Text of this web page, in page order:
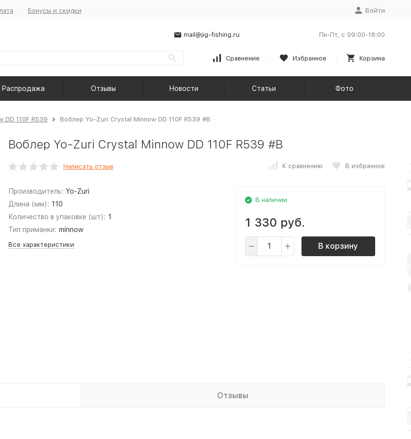
Бонусы и скидки Войти
mail@jig-fishing.ru Пн-Пт, с 09:00-18:00
Сравнение Избранное Корзина
Распродажа Отзывы Новости Статьи Фото
DD 110F R539 Воблер Yo-Zuri Crystal Minnow DD 110F R539 #B
Воблер Yo-Zuri Crystal Minnow DD 110F R539 #B
Написать отзыв К сравнению В избранное
Производитель: Yo-Zuri
Длина (мм): 110
Количество в упаковке (шт): 1
Тип приманки: minnow
Все характеристики
В наличии
1 330 руб.
В корзину
Отзывы